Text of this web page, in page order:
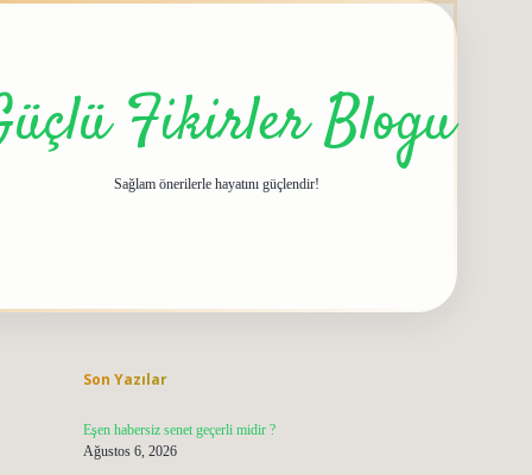
Fikirler Blogu
Sağlam önerilerle hayatını güçlendir!
Son Yazılar
Eşen habersiz senet geçerli midir ?
Ağustos 6, 2026